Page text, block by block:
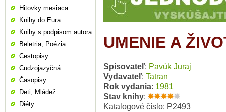
UMENIE A
Spisovateľ: Pavúk Juraj
Vydavateľ: Tatran
Rok vydania: 1981
Stav knihy:
Katalogové číslo: P2493
Hitovky mesiaca
Knihy do Eura
Knihy s podpisom autora
Beletria, Poézia
Cestopisy
Cudzojazyčná
Časopisy
Deti, Mládež
Diéty